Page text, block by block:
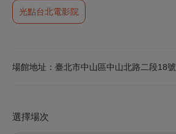
光點台北電影院
場館地址：臺北市中山區中山北路二段18號
選擇場次